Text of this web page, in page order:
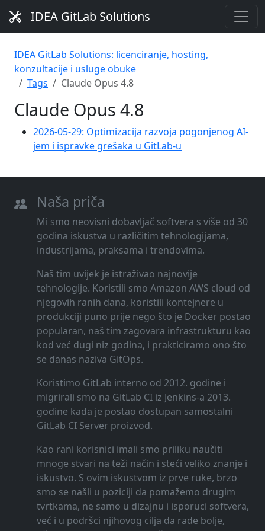
IDEA GitLab Solutions
IDEA GitLab Solutions: licenciranje, hosting,
konzultacije i usluge obuke
Tags
Claude Opus 4.8
Claude Opus 4.8
2026-05-29: Optimizacija razvoja pogonjenog AI-
jem i ispravke grešaka u GitLab-u
Naša priča
Mi smo neovisni dobavljač softvera s više od 30
godina iskustva u različitim tehnologijama,
industrijama, praksama i trendovima.
Naš tim uvijek je istraživao najnovije
tehnologije. Koristili smo Amazon AWS cloud od
njegovih ranih dana, koristili kontejnere u
produkciji puno prije nego što je Docker postao
popularan, naš tim zagovara infrastrukturu kao
kod već dugi niz godina, i prakticiramo ono što
se danas naziva GitOps.
Koristimo GitLab interno od 2012. godine i
migrirali smo na GitLab CI iz Jenkins-a 2013.
godine kada je postao dostupan samostalni
GitLab CI Server proizvod.
Kao rani korisnici imali smo priliku naučiti
mnoge stvari na teži način i steći veliko znanje i
iskustvo. S ovim iskustvom iz prve ruke, brzo
smo se našli u poziciji da pomažemo drugim
tvrtkama, ne samo u dizajnu i isporuci softvera,
već i u podršci njihovog cilja da rade bolje,